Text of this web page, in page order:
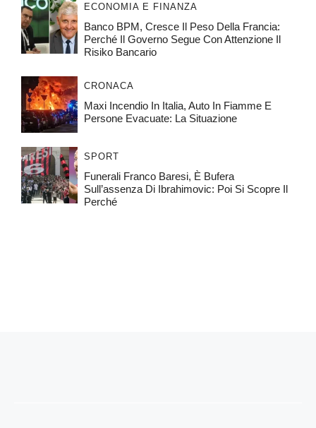
ECONOMIA E FINANZA
Banco BPM, Cresce Il Peso Della Francia:
Perché Il Governo Segue Con Attenzione Il
Risiko Bancario
CRONACA
Maxi Incendio In Italia, Auto In Fiamme E
Persone Evacuate: La Situazione
SPORT
Funerali Franco Baresi, È Bufera
Sull’assenza Di Ibrahimovic: Poi Si Scopre Il
Perché